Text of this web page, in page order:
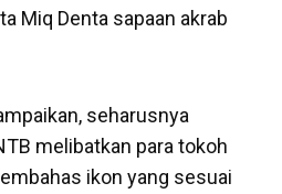
Miq Denta sapaan akrab
seharusnya
melibatkan para tokoh
ikon yang sesuai